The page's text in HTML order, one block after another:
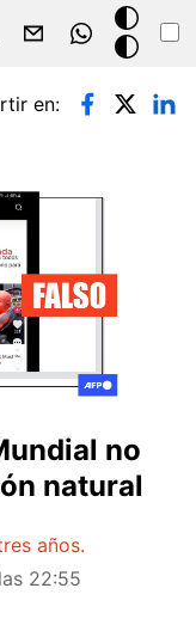
Modo
oscuro
en:
no
natural
años.
22:55